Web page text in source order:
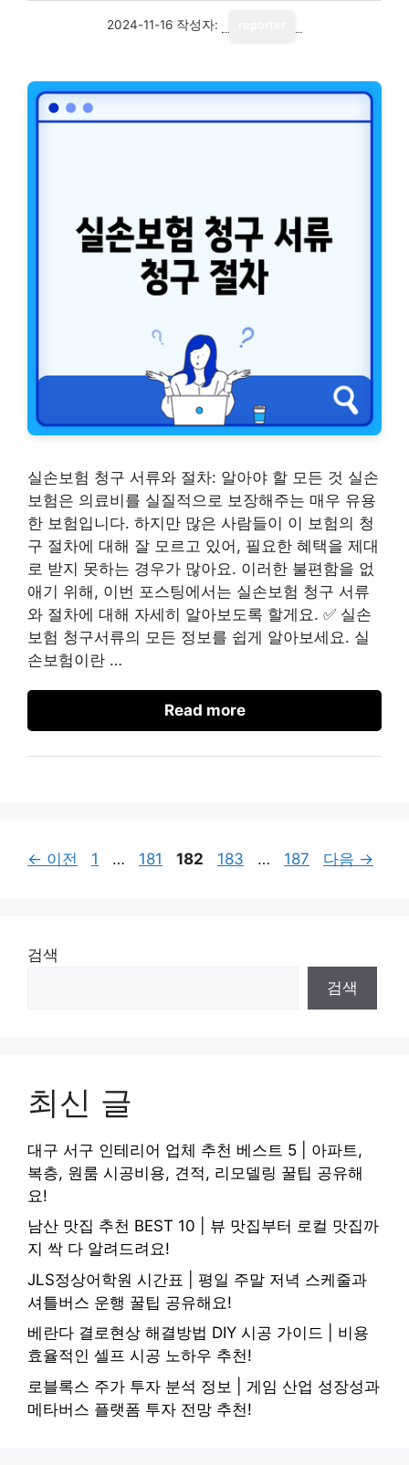
2024-11-16 작성자:
실손보험 청구 서류와 절차: 알아야 할 모든 것 실손
보험은 의료비를 실질적으로 보장해주는 매우 유용
한 보험입니다. 하지만 많은 사람들이 이 보험의 청
구 절차에 대해 잘 모르고 있어, 필요한 혜택을 제대
로 받지 못하는 경우가 많아요. 이러한 불편함을 없
애기 위해, 이번 포스팅에서는 실손보험 청구 서류
와 절차에 대해 자세히 알아보도록 할게요. ✅ 실손
보험 청구서류의 모든 정보를 쉽게 알아보세요. 실
손보험이란 …
Read more
← 이전
페
1 …
페
181
페
182
페
183 …
페
187 다음 →
검색
검색
최신 글
대구 서구 인테리어 업체 추천 베스트 5 | 아파트,
복층, 원룸 시공비용, 견적, 리모델링 꿀팁 공유해
요!
남산 맛집 추천 BEST 10 | 뷰 맛집부터 로컬 맛집까
지 싹 다 알려드려요!
JLS정상어학원 시간표 | 평일 주말 저녁 스케줄과
셔틀버스 운행 꿀팁 공유해요!
베란다 결로현상 해결방법 DIY 시공 가이드 | 비용
효율적인 셀프 시공 노하우 추천!
로블록스 주가 투자 분석 정보 | 게임 산업 성장성과
메타버스 플랫폼 투자 전망 추천!